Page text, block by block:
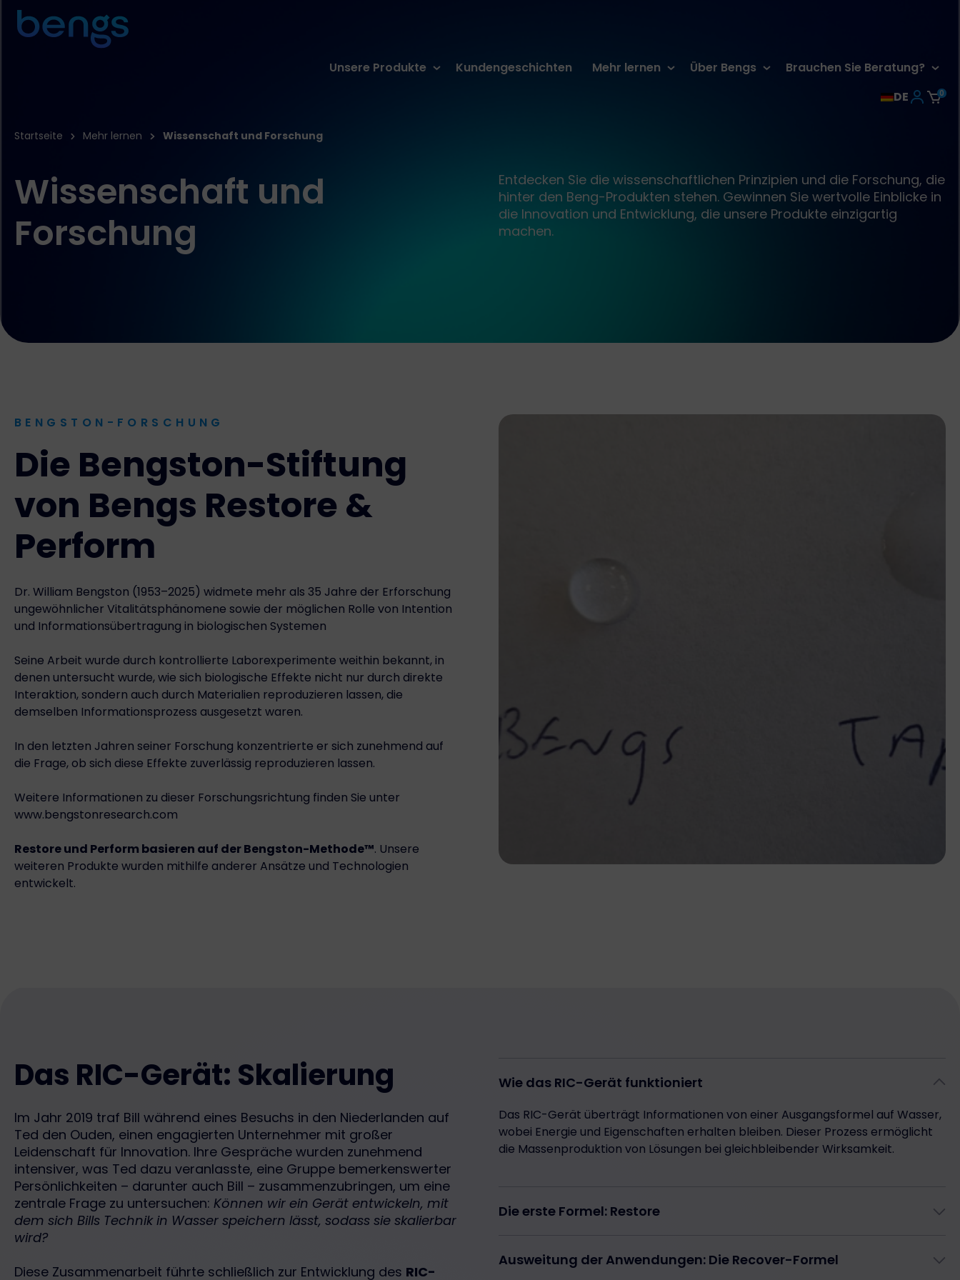
DE 0
Inhalt
Unsere Produkte Kundengeschichten Mehr lernen Über Bengs Brauchen Sie Beratung?
Startseite Mehr lernen Wissenschaft und Forschung
Wissenschaft und
Forschung
Entdecken Sie die wissenschaftlichen Prinzipien und die Forschung, die
hinter den Beng-Produkten stehen. Gewinnen Sie wertvolle Einblicke in
die Innovation und Entwicklung, die unsere Produkte einzigartig
machen.
BENGSTON-FORSCHUNG
Die Bengston-Stiftung
von Bengs Restore &
Perform
Dr. William Bengston (1953–2025) widmete mehr als 35 Jahre der Erforschung
ungewöhnlicher Vitalitätsphänomene sowie der möglichen Rolle von Intention
und Informationsübertragung in biologischen Systemen
Seine Arbeit wurde durch kontrollierte Laborexperimente weithin bekannt, in
denen untersucht wurde, wie sich biologische Effekte nicht nur durch direkte
Interaktion, sondern auch durch Materialien reproduzieren lassen, die
demselben Informationsprozess ausgesetzt waren.
In den letzten Jahren seiner Forschung konzentrierte er sich zunehmend auf
die Frage, ob sich diese Effekte zuverlässig reproduzieren lassen.
Weitere Informationen zu dieser Forschungsrichtung finden Sie unter
www.bengstonresearch.com
Restore und Perform basieren auf der Bengston-Methode™. Unsere
weiteren Produkte wurden mithilfe anderer Ansätze und Technologien
entwickelt.
Das RIC-Gerät: Skalierung
Im Jahr 2019 traf Bill während eines Besuchs in den Niederlanden auf
Ted den Ouden, einen engagierten Unternehmer mit großer
Leidenschaft für Innovation. Ihre Gespräche wurden zunehmend
intensiver, was Ted dazu veranlasste, eine Gruppe bemerkenswerter
Persönlichkeiten – darunter auch Bill – zusammenzubringen, um eine
zentrale Frage zu untersuchen: Können wir ein Gerät entwickeln, mit
dem sich Bills Technik in Wasser speichern lässt, sodass sie skalierbar
wird?
Diese Zusammenarbeit führte schließlich zur Entwicklung des RIC-
Wie das RIC-Gerät funktioniert
Das RIC-Gerät überträgt Informationen von einer Ausgangsformel auf Wasser,
wobei Energie und Eigenschaften erhalten bleiben. Dieser Prozess ermöglicht
die Massenproduktion von Lösungen bei gleichbleibender Wirksamkeit.
Die erste Formel: Restore
namensRestore. Sie zeigte, dass gespeicherte Eigenschaften effektiv in
Ausweitung der Anwendungen: Die Recover-Formel